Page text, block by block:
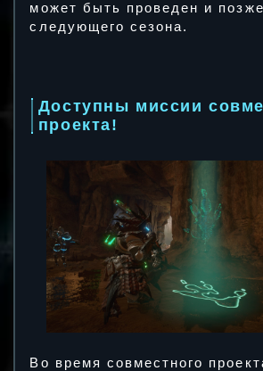
может быть проведен и
следующего сезона.
Доступны миссии
проекта!
Во время совместного